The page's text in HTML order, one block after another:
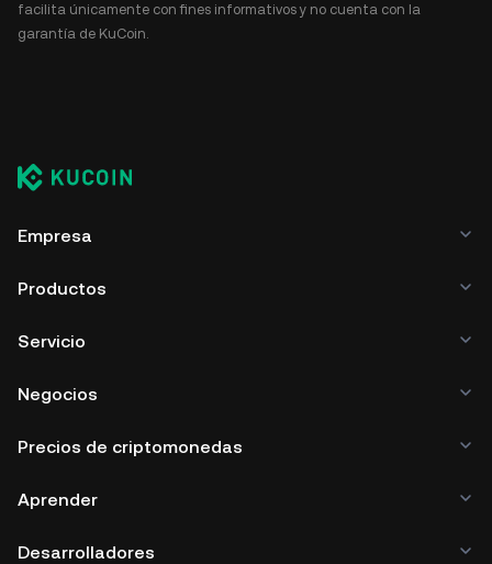
facilita únicamente con fines informativos y no cuenta con la
garantía de KuCoin.
Empresa
Productos
Servicio
Negocios
Precios de criptomonedas
Aprender
Desarrolladores